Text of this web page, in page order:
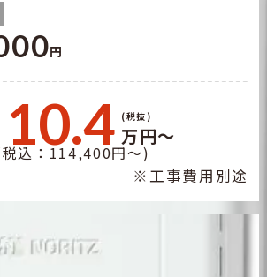
円
10.4 (税抜)
万円～
込：114,400円～)
※工事費用別途